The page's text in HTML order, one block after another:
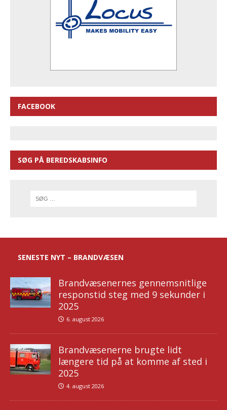
FACEBOOK
SØG PÅ BEREDSKABSINFO
SENESTE NYT – BRANDVÆSEN
Brandvæsenernes gennemsnitlige
responstid steg med 9 sekunder i
2025
6. august 2026
Brandvæsenerne brugte lidt
længere tid på at komme af sted i
2025
4. august 2026